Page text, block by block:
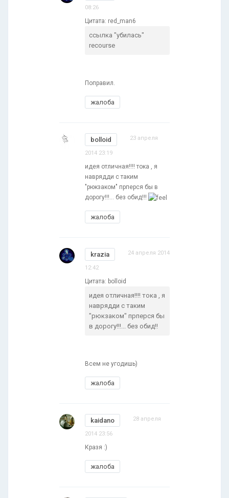
08:26
Цитата: red_man6
ссылка "убилась"
recourse
Поправил.
жалоба
bolloid 23 апреля
2014 23:19
идея отличная!!!! тока , я
наврядди с таким
"рюкзаком" прперся бы в
дорогу!!!... без обид!!!
жалоба
krazia 24 апреля 2014
12:42
Цитата: bolloid
идея отличная!!!! тока , я
наврядди с таким
"рюкзаком" прперся бы
в дорогу!!!... без обид!!
Всем не угодишь)
жалоба
kaidano 28 апреля
2014 23:56
Кразя :)
жалоба